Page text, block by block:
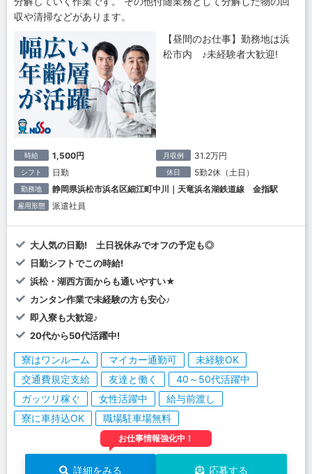
収や清掃などがあります。
【昼間のお仕事】勤務地は浜
松市内 ♪未経験者大歓迎!
時給 1,500円 月収例 31.2万円
シフト 日勤 休日 5勤2休（土日）
勤務地 静岡県浜松市浜名区細江町中川｜天竜浜名湖鉄道線 金指駅
雇用形態 派遣社員
大人気の日勤! 土日祝休みでオフの予定も◎
日勤シフトでこの時給!
浜松・湖西方面からも通いやすい★
カンタン作業で未経験の方も安心♪
即入寮も大歓迎♪
20代から50代活躍中!
寮はワンルーム マイカー通勤可
未経験OK
交通費規定支給
友達と働く
40～50代活躍中
ガッツリ稼ぐ
女性活躍中
給与前渡し
寮に車持込OK
職場駐車場無料
お仕事情報強化中！
詳細をみる 応募する